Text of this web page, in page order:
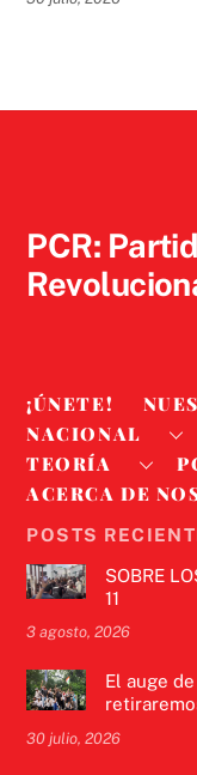
PCR:
¡ÚNETE!
NACIONAL
TEORÍA
ACERCA DE
POSTS
SOBRE
11
3 agosto, 2026
El auge
30 julio, 2026